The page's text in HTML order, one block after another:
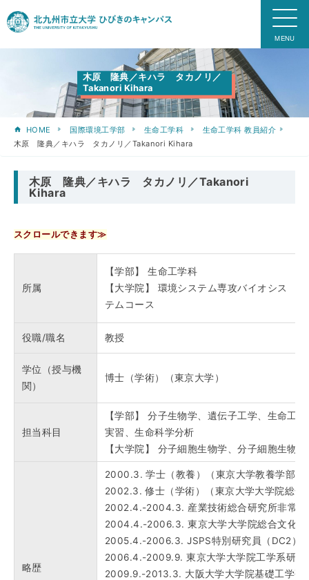
木原 隆典／キハラ タカノリ／
Takanori Kihara
HOME 国際環境工学部 生命工学科
生命工学科 教員紹介
木原 隆典／キハラ タカノリ／Takanori Kihara
木原 隆典／キハラ タカノリ／Takanori
Kihara
所属
【学部】 生命工学科
【大学院】 環境システム専攻バイオシス
テムコース
役職/職名 教授
学位（授与機
関）
博士（学術）（東京大学）
担当科目
【学部】 分子生物学、遺伝子工学、生命工
実習、生命科学分析
【大学院】 分子細胞生物学、分子細胞生物
略歴
2000.3. 学士（教養）（東京大学教養学部）
2002.3. 修士（学術）（東京大学大学院総合
2002.4.-2004.3. 産業技術総合研究所非常勤
2004.4.-2006.3. 東京大学大学院総合文化研
2005.4.-2006.3. JSPS特別研究員（DC2）
2006.4.-2009.9. 東京大学大学院工学系研
2009.9.-2013.3. 大阪大学大学院基礎工学